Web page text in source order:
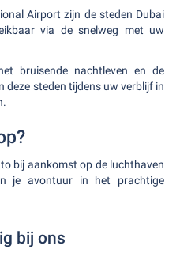
Airport zijn de steden Dubai
via de snelweg met uw
bruisende nachtleven en de
deze steden tijdens uw verblijf in
bij aankomst op de luchthaven
je avontuur in het prachtige
bij ons